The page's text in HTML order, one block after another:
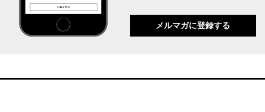
メルマガに登録する